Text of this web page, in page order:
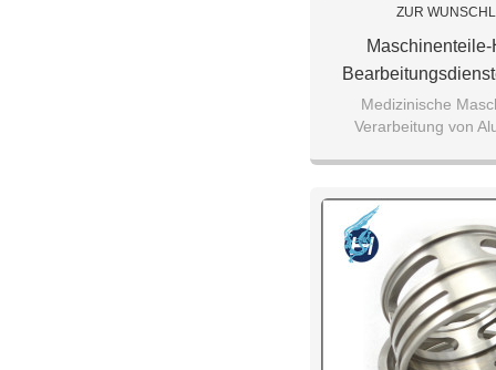
ZUR
Drehmaschinen Für
Von Aluminium-
Medizinische
Verarbeitung von